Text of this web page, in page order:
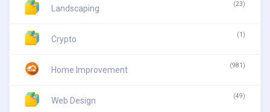
Landscaping (23)
Crypto (1)
Home Improvement (981)
Web Design (49)